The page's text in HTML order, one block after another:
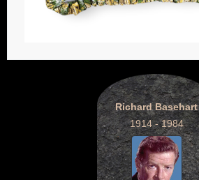
Richard Basehart
1914 - 1984